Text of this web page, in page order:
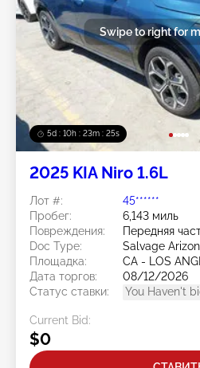
5d : 10h : 23m : 22s
Swipe to right for
2025 KIA Niro 1.6L
Лот #:
45******
Пробег:
6,143 миль
Повреждения:
Передняя
Doc Type:
Salvage
Площадка:
CA - LOS
Дата торгов:
08/12/2026
Статус ставки:
You Haven't
Current Bid:
$0